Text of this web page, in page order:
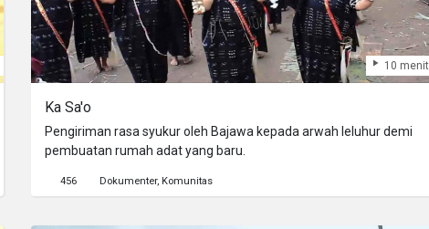
10 menit
Ka Sa'o
Pengiriman rasa syukur oleh Bajawa kepada arwah leluhur demi
pembuatan rumah adat yang baru.
456 Dokumenter Komunitas